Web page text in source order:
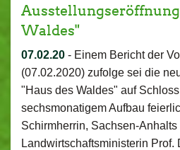
Ausstellungseröffnung
Waldes"
07.02.20 - Einem Bericht der
(07.02.2020) zufolge sei die
"Haus des Waldes" auf
sechsmonatigem Aufbau
Schirmherrin, Sachsen-Anhalts
Landwirtschaftsministerin Prof.